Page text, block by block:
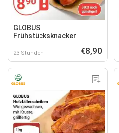
GLOBUS
Frühstücksknacker
23 Stunden €8,90